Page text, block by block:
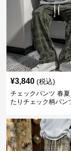
¥3,840 (税込)
チェックパンツ 春
たりチェック柄パン